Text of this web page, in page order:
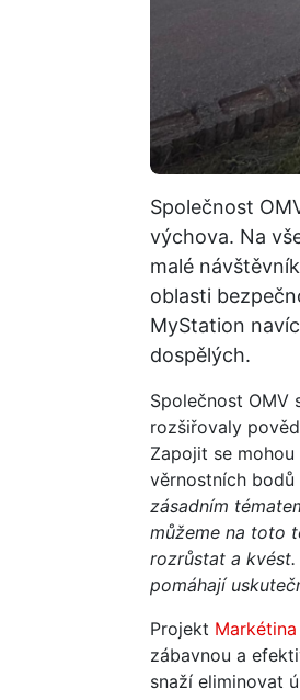
Společnost
výchova. Na
malé
oblasti
MyStation
dospělých.
Společnost OMV
rozšiřovaly
Zapojit se
věrnostních
zásadním
můžeme na toto
rozrůstat a
pomáhají
Projekt
zábavnou a
snaží eliminovat